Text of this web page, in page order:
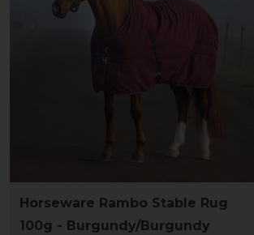
Horseware Rambo Stable Rug
100g - Burgundy/Burgundy